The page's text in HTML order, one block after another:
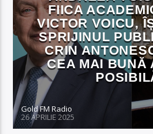
FIICA
VICTOR VOICU,
SPRIJINUL
CRIN
CEA MAI BUNĂ
Gold FM Radio
26 APRILIE 2025